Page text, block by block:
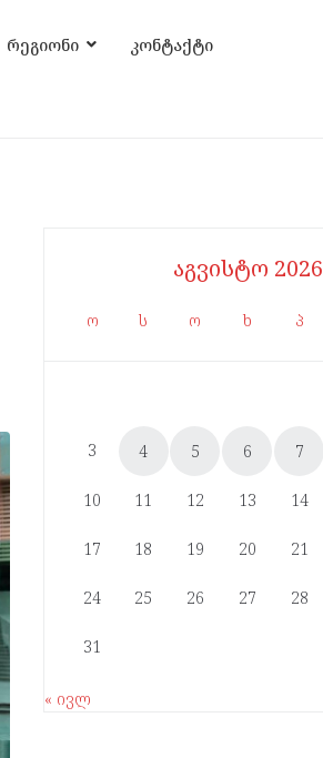
რეგიონი კონტაქტი
აგვისტო 2026
ო ს ო ხ პ
3 4 5 6 7
10 11 12 13 14
17 18 19 20 21
24 25 26 27 28
31
« ივლ